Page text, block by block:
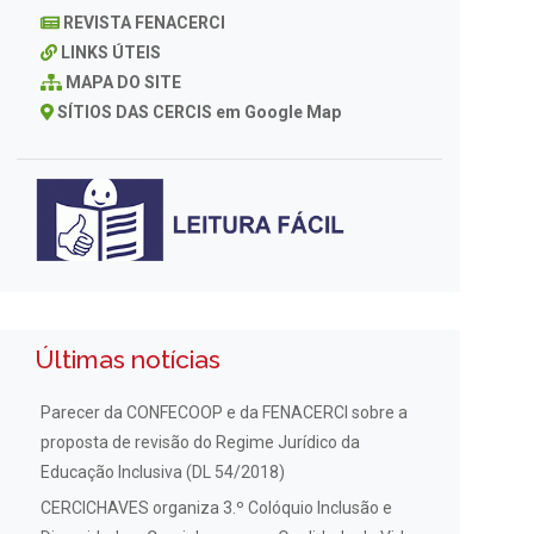
REVISTA FENACERCI
LINKS ÚTEIS
MAPA DO SITE
SÍTIOS DAS CERCIS em Google Map
Últimas notícias
Parecer da CONFECOOP e da FENACERCI sobre a
proposta de revisão do Regime Jurídico da
Educação Inclusiva (DL 54/2018)
CERCICHAVES organiza 3.º Colóquio Inclusão e